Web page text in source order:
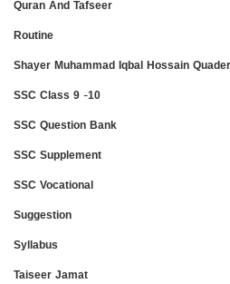
Quran And Tafseer
Routine
Shayer Muhammad Iqbal Hossain
SSC Class 9 -10
SSC Question Bank
SSC Supplement
SSC Vocational
Suggestion
Syllabus
Taiseer Jamat